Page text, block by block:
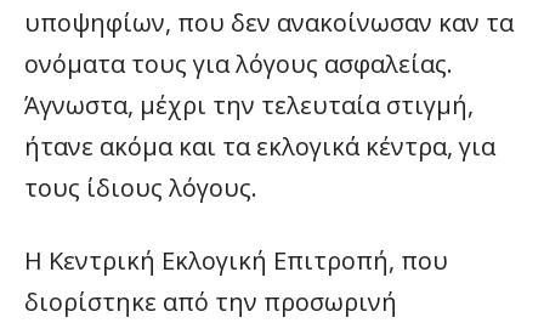
υποψηφίων, που δεν ανακοίνωσαν καν τα
ονόματα τους για λόγους ασφαλείας.
Άγνωστα, μέχρι την τελευταία στιγμή,
ήτανε ακόμα και τα εκλογικά κέντρα, για
τους ίδιους λόγους.
Η Κεντρική Εκλογική Επιτροπή, που
διορίστηκε από την προσωρινή